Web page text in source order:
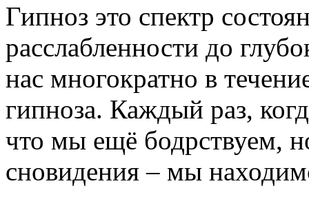
Гипноз это спектр
расслабленности до
нас многократно в
гипноза. Каждый раз,
что мы ещё бодрствуем,
сновидения – мы